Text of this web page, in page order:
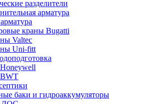
разделители
арматура
краны Bugatti
Valtec
Uni-fitt
баки и гидроаккумуляторы